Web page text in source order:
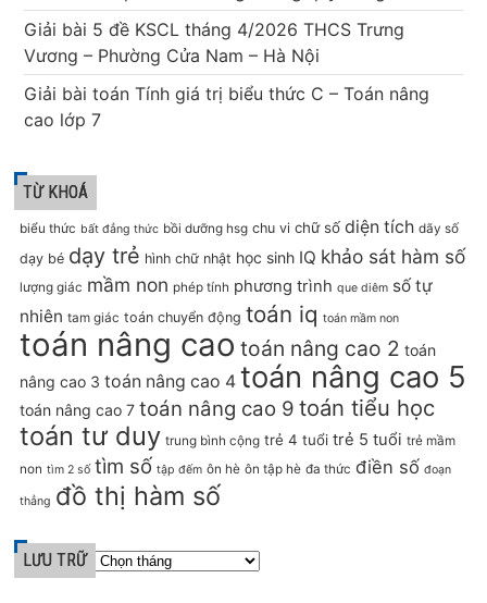
Giải bài 5 đề KSCL tháng 4/2026 THCS Trưng
Vương – Phường Cửa Nam – Hà Nội
Giải bài toán Tính giá trị biểu thức C – Toán nâng
cao lớp 7
TỪ KHOÁ
biểu thức bất đẳng thức bồi dưỡng hsg chu vi chữ số diện tích dãy số
dạy bé dạy trẻ hình chữ nhật học sinh IQ khảo sát hàm số
lượng giác mầm non phép tính phương trình que diêm số tự
nhiên tam giác toán chuyển động toán iq toán mầm non
toán nâng cao toán nâng cao 2 toán
nâng cao 3 toán nâng cao 4 toán nâng cao 5
toán nâng cao 7 toán nâng cao 9 toán tiểu học
toán tư duy trung bình cộng trẻ 4 tuổi trẻ 5 tuổi trẻ mầm
non tìm 2 số tìm số tập đếm ôn hè ôn tập hè đa thức điền số đoạn
thẳng đồ thị hàm số
LƯU TRỮ